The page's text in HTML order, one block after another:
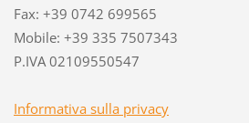
Fax: +39 0742 699565
Mobile: +39 335 7507343
P.IVA 02109550547
Informativa sulla privacy